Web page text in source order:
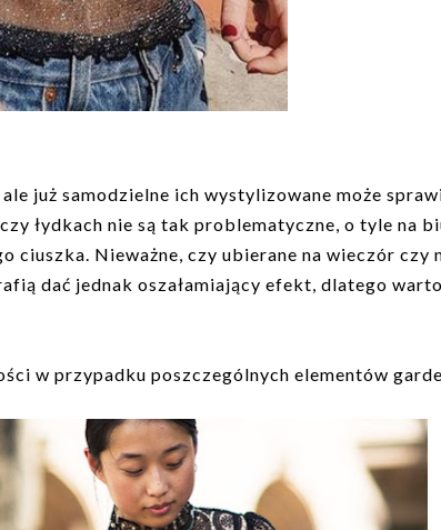
już samodzielne ich wystylizowane może
łydkach nie są tak problematyczne, o tyle na
Nieważne, czy ubierane na wieczór czy
dać jednak oszałamiający efekt, dlatego
w przypadku poszczególnych elementów